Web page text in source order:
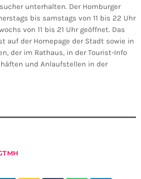
unterhalten. Der Homburger
bis samstags von 11 bis 22 Uhr
von 11 bis 21 Uhr geöffnet. Das
auf der Homepage der Stadt sowie in
der im Rathaus, in der Tourist-Info
und Anlaufstellen in der